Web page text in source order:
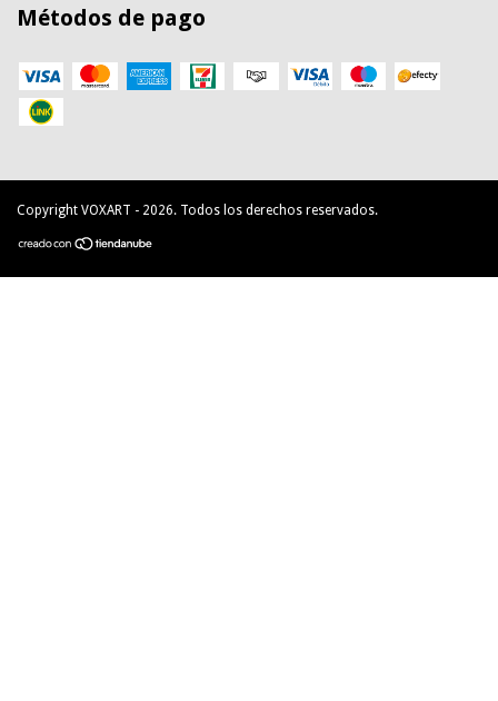
Métodos de pago
Copyright VOXART - 2026. Todos los derechos reservados.